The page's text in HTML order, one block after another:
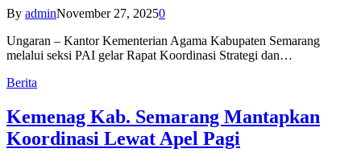
By adminNovember 27, 20250
Ungaran – Kantor Kementerian Agama Kabupaten Semarang
melalui seksi PAI gelar Rapat Koordinasi Strategi dan…
Berita
Kemenag Kab. Semarang Mantapkan
Koordinasi Lewat Apel Pagi